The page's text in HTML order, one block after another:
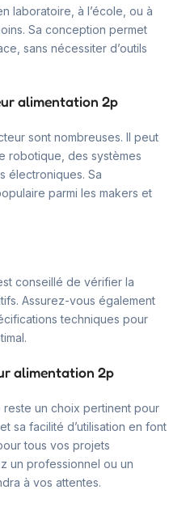
laboratoire, à l’école, ou à
Sa conception permet
sans nécessiter d’outils
alimentation 2p
sont nombreuses. Il peut
robotique, des systèmes
électroniques. Sa
parmi les makers et
conseillé de vérifier la
Assurez-vous également
techniques pour
alimentation 2p
un choix pertinent pour
sa facilité d’utilisation en font
tous vos projets
un professionnel ou un
à vos attentes.